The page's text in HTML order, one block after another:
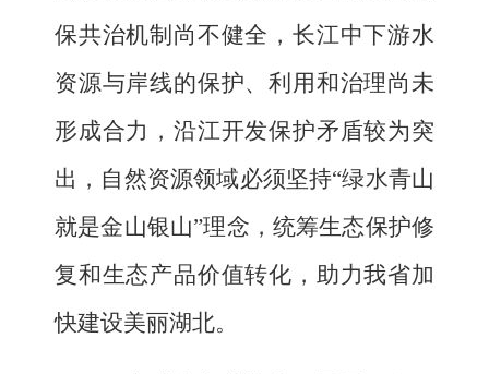
保共治机制尚不健全，长江中下游水
资源与岸线的保护、利用和治理尚未
形成合力，沿江开发保护矛盾较为突
出， 自然资源领域必须坚持“绿水青山
就是金山银山”理念，统筹生态保护修
复和生态产品价值转化， 助力我省加
快建设美丽湖北。